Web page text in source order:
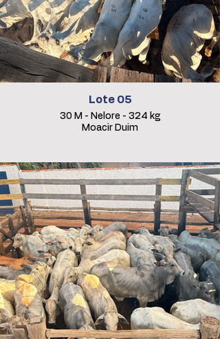
Lote 05
30 M - Nelore - 324 kg
Moacir Duim